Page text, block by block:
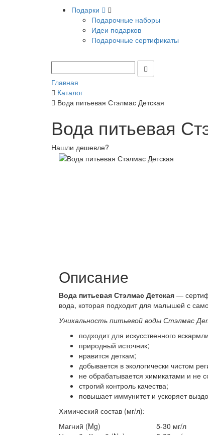
Подарки
Подарочные наборы
Идеи подарков
Подарочные сертификаты
Главная
Каталог
Вода питьевая Стэлмас Детская
Вода питьевая
Нашли дешевле?
Описание
Вода питьевая Стэлмас Детская —
вода, которая подходит для малышей с
Уникальность питьевой воды Стэлмас
подходит для искусственного
природный источник;
нравится деткам;
добывается в экологически чистом
не обрабатывается химикатами и не
строгий контроль качества;
повышает иммунитет и ускоряет
Химический состав (мг/л):
Магний (Mg)
5-30 мг/л